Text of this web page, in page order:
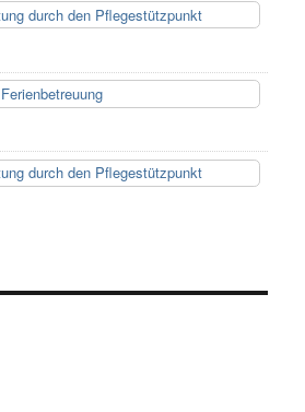
durch den Pflegestützpunkt
Ferienbetreuung
durch den Pflegestützpunkt